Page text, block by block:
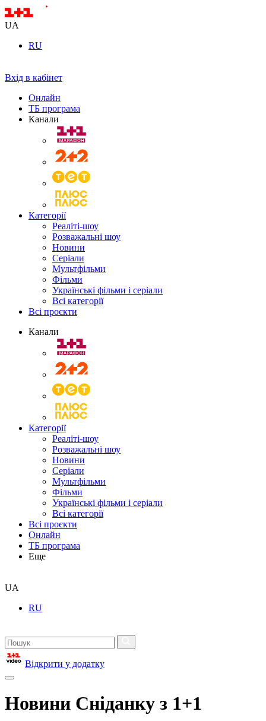
UA
RU
Вхід в кабінет
Онлайн
ТБ програма
Канали
Категорії
Реаліті-шоу
Розважальні шоу
Новини
Серіали
Мультфільми
Фільми
Українські фільми і серіали
Всі категорії
Всі проєкти
Канали
Категорії
Реаліті-шоу
Розважальні шоу
Новини
Серіали
Мультфільми
Фільми
Українські фільми і серіали
Всі категорії
Всі проєкти
Онлайн
ТБ програма
Еще
UA
RU
Відкрити у додатку
Новини Сніданку з 1+1